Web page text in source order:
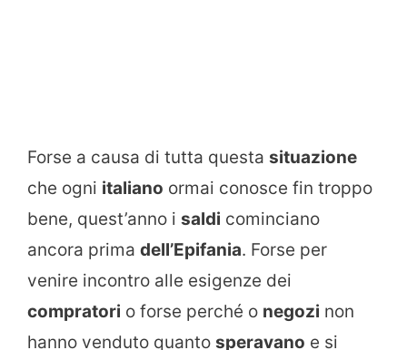
Forse a causa di tutta questa situazione
che ogni italiano ormai conosce fin troppo
bene, quest’anno i saldi cominciano
ancora prima dell’Epifania. Forse per
venire incontro alle esigenze dei
compratori o forse perché o negozi non
hanno venduto quanto speravano e si